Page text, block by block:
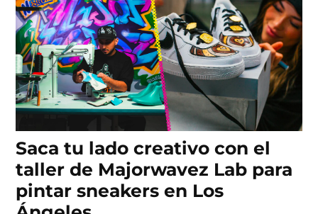
Saca tu lado creativo con el
taller de Majorwavez Lab para
pintar sneakers en Los